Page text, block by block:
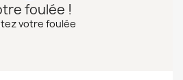
foulée !
votre foulée